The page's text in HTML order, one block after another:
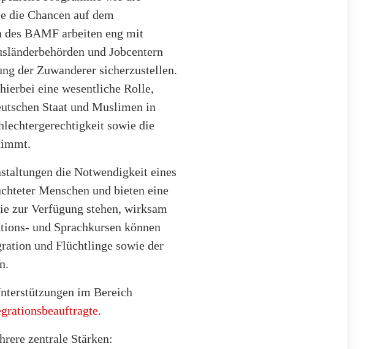
die Chancen auf dem
BAMF arbeiten eng mit
und Jobcentern
der Zuwanderer sicherzustellen.
eine wesentliche Rolle,
Staat und Muslimen in
sowie die
die Notwendigkeit eines
Menschen und bieten eine
zur Verfügung stehen, wirksam
und Sprachkursen können
und Flüchtlinge sowie der
im Bereich
.
zentrale Stärken: